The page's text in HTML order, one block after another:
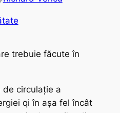
trebuie făcute în
de circulaţie a
qiîn aşa fel încât